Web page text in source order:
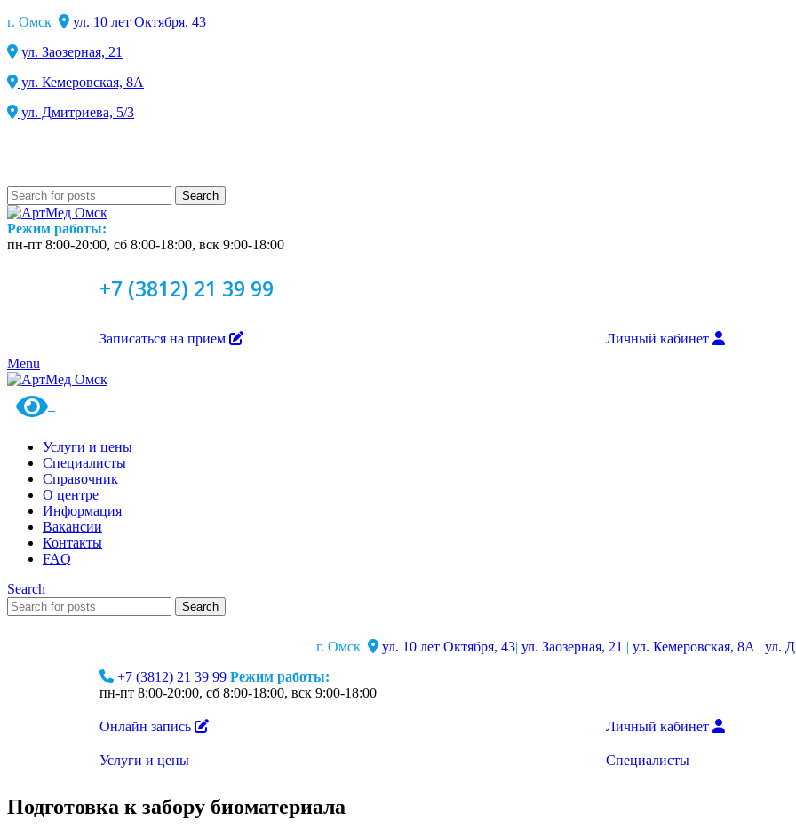
г. Омск
ул. 10 лет Октября, 43
ул. Заозерная, 21
ул. Кемеровская, 8А
ул. Дмитриева, 5/3
Search
Режим работы:
пн-пт 8:00-20:00, сб 8:00-18:00, вск 9:00-18:00
+7 (3812) 21 39 99
Записаться на прием
Личный кабинет
Menu
Услуги и цены
Специалисты
Справочник
О центре
Информация
Вакансии
Контакты
FAQ
Search
Search
г. Омск ул. 10 лет Октября, 43| ул. Заозерная, 21 | ул. Кемеровская, 8А | ул.
+7 (3812) 21 39 99 Режим работы:
пн-пт 8:00-20:00, сб 8:00-18:00, вск 9:00-18:00
Онлайн запись
Услуги и цены
Личный кабинет
Специалисты
Подготовка к забору биоматериала